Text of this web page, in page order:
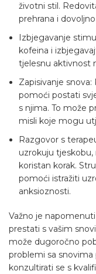
životni stil.
prehrana i
Izbjegavanje
kofeina i
tjelesnu aktivnost
Zapisivanje
pomoći postati
s njima. To može
misli koje mogu
Razgovor s
uzrokuju
koristan korak.
pomoći istražiti
anksioznosti.
Važno je
prestati s vašim
može dugoročno
problemi sa snovima
konzultirati se s